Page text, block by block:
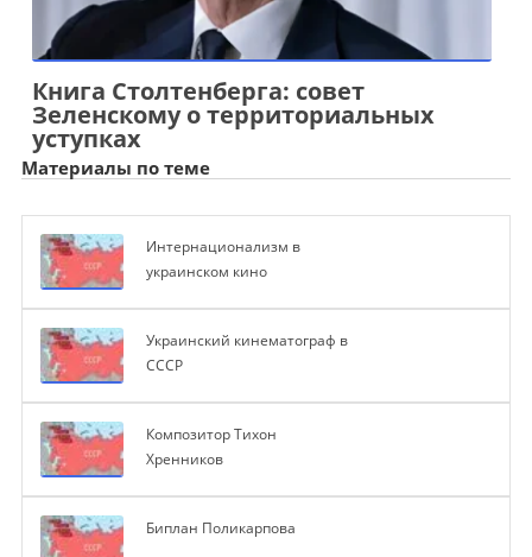
Книга Столтенберга: совет
Зеленскому о территориальных
уступках
Материалы по теме
Интернационализм в
украинском кино
Украинский кинематограф в
СССР
Композитор Тихон
Хренников
Биплан Поликарпова